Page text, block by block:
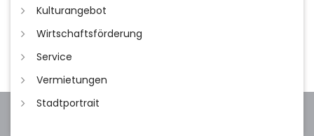
Kulturangebot
Wirtschaftsförderung
Service
Vermietungen
Stadtportrait